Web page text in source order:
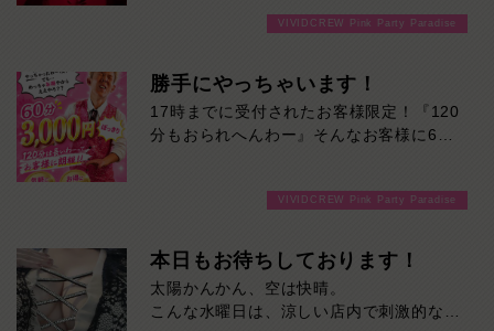
VIVIDCREW Pink Party Paradise
勝手にやっちゃいます！
17時までに受付されたお客様限定！『120
分もおられへんわー』そんなお客様に60
めるチャンス！たっぷり楽しみたい方は
分！その日の予定に合わせてお選びくださ
い！ご来店お待ちしております！
VIVIDCREW Pink Party Paradise
本日もお待ちしております！
太陽かんかん、空は快晴。
こんな水曜日は、涼しい店内で刺激的なひ